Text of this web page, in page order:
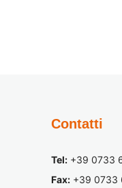
Contatti
Tel: +39 0733
Fax: +39 0733